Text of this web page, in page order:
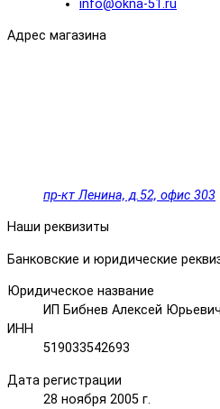
info@okna-51.ru
Адрес магазина
пр-кт Ленина, д.52, офис 303
Наши реквизиты
Банковские и юридические
Юридическое название
ИП Бибнев Алексей Юрьевич
ИНН
519033542693
Дата регистрации
28 ноября 2005 г.